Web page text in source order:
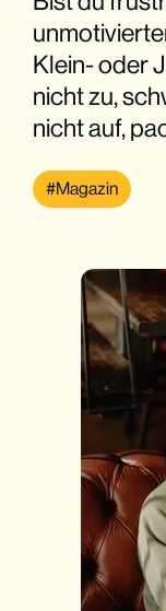
Klein- oder
nicht zu,
nicht auf,
Magazin